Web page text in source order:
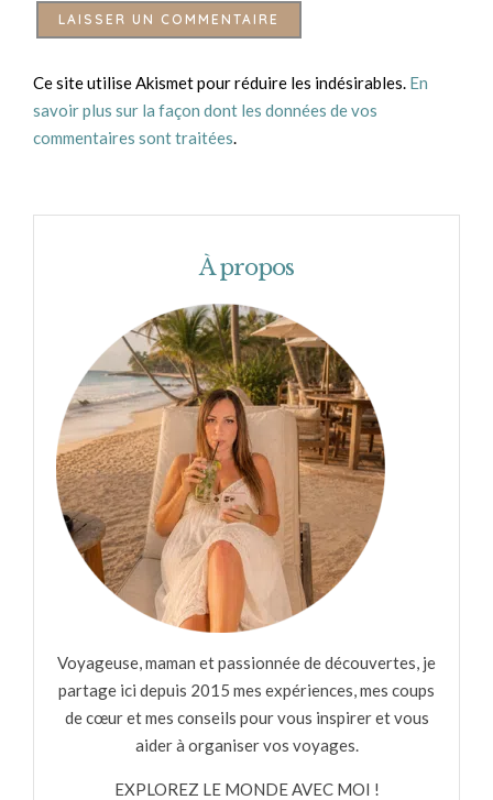
Ce site utilise Akismet pour réduire les indésirables. En
savoir plus sur la façon dont les données de vos
commentaires sont traitées.
À propos
Voyageuse, maman et passionnée de découvertes, je
partage ici depuis 2015 mes expériences, mes coups
de cœur et mes conseils pour vous inspirer et vous
aider à organiser vos voyages.
EXPLOREZ LE MONDE AVEC MOI !